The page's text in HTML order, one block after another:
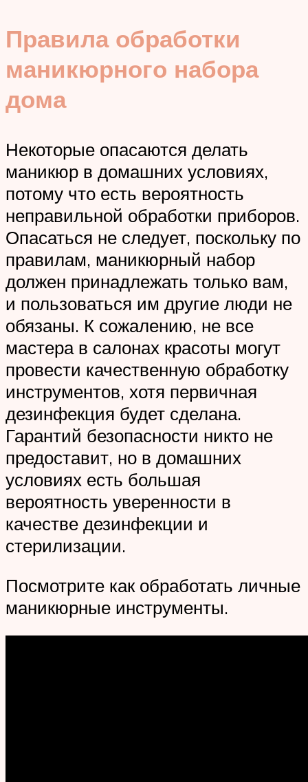
Правила обработки
маникюрного набора
дома
Некоторые опасаются делать
маникюр в домашних условиях,
потому что есть вероятность
неправильной обработки приборов.
Опасаться не следует, поскольку по
правилам, маникюрный набор
должен принадлежать только вам,
и пользоваться им другие люди не
обязаны. К сожалению, не все
мастера в салонах красоты могут
провести качественную обработку
инструментов, хотя первичная
дезинфекция будет сделана.
Гарантий безопасности никто не
предоставит, но в домашних
условиях есть большая
вероятность уверенности в
качестве дезинфекции и
стерилизации.
Посмотрите как обработать личные
маникюрные инструменты.